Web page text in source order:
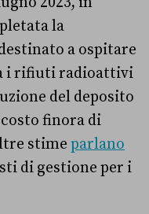
la
a ospitare
i rifiuti radioattivi
del deposito
finora di
stime parlano
di gestione per i